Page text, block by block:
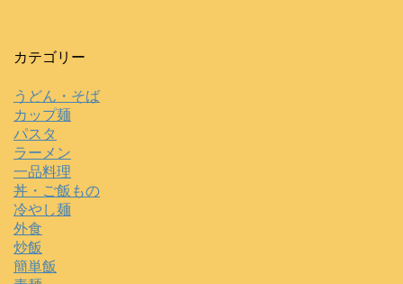
カテゴリー
うどん・そば
カップ麺
パスタ
ラーメン
一品料理
丼・ご飯もの
冷やし麺
外食
炒飯
簡単飯